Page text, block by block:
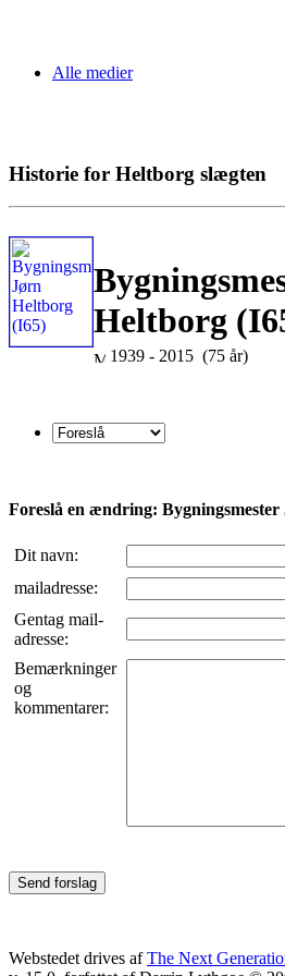
Alle medier
Historie for Heltborg slægten
Heltborg
1939 - 2015 (75 år)
Foreslå en ændring:
Dit navn:
mailadresse:
Gentag mail-
adresse:
Bemærkninger
og
kommentarer:
Webstedet drives afThe Next